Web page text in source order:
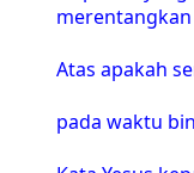
Atas apakah
pada waktu